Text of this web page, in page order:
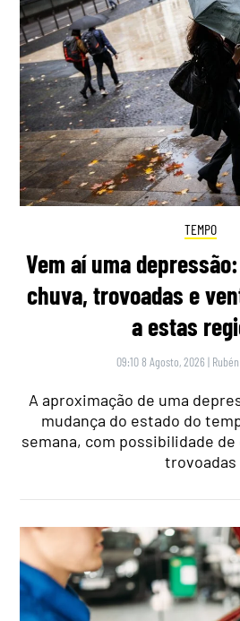
TEMPO
Vem aí uma
chuva, trovoadas e
a estas
09:10 8 Agosto, 2026 |
A aproximação de uma
mudança do estado do
semana, com possibilidade
trovoadas